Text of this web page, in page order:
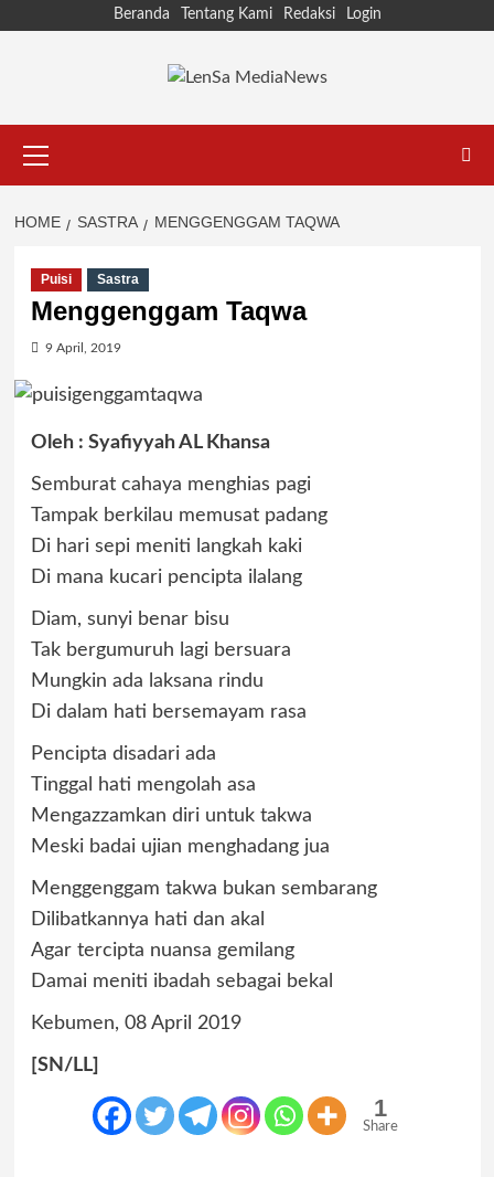
Beranda Tentang Kami Redaksi Login
Menu
HOME SASTRA MENGGENGGAM TAQWA
Puisi Sastra
Menggenggam Taqwa
9 April, 2019
Oleh : Syafiyyah AL Khansa
Semburat cahaya menghias pagi
Tampak berkilau memusat padang
Di hari sepi meniti langkah kaki
Di mana kucari pencipta ilalang
Diam, sunyi benar bisu
Tak bergumuruh lagi bersuara
Mungkin ada laksana rindu
Di dalam hati bersemayam rasa
Pencipta disadari ada
Tinggal hati mengolah asa
Mengazzamkan diri untuk takwa
Meski badai ujian menghadang jua
Menggenggam takwa bukan sembarang
Dilibatkannya hati dan akal
Agar tercipta nuansa gemilang
Damai meniti ibadah sebagai bekal
Kebumen, 08 April 2019
[SN/LL]
1
Share